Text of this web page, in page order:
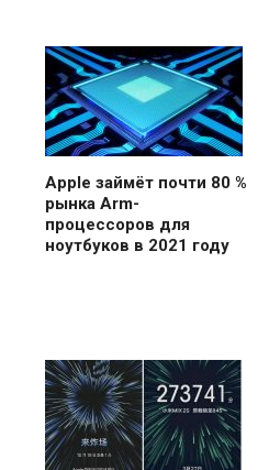
Apple займёт почти 80 %
рынка Arm-
процессоров для
ноутбуков в 2021 году